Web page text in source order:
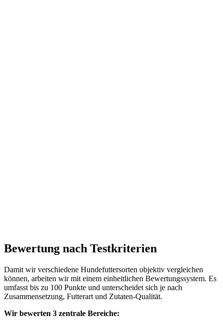
Bewertung nach Testkriterien
Damit wir verschiedene Hundefuttersorten objektiv vergleichen
können, arbeiten wir mit einem einheitlichen Bewertungssystem. Es
umfasst bis zu 100 Punkte und unterscheidet sich je nach
Zusammensetzung, Futterart und Zutaten-Qualität.
Wir bewerten 3 zentrale Bereiche: